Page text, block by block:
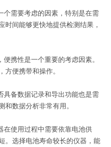
需要考虑的因素，特别是在需
时间能够更快地提供检测结果，
携性是一个重要的考虑因素。
方便携带和操作。
备数据记录和导出功能也是需
和数据分析非常有用。
使用过程中需要依靠电池供
。选择电池寿命较长的仪器，能